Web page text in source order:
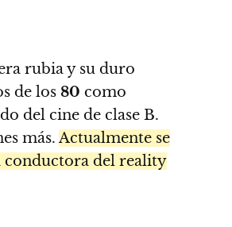
rubia y su duro
de los 80 como
del cine de clase B.
más. Actualmente se
conductora del reality